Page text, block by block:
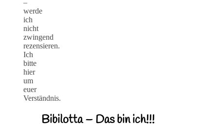
–
werde
ich
nicht
zwingend
rezensieren.
Ich
bitte
hier
um
euer
Verständnis.
Bibilotta – Das bin ich!!!